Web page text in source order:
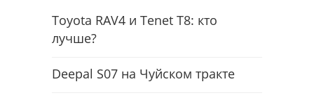
Toyota RAV4 и Tenet T8: кто
лучше?
Deepal S07 на Чуйском тракте